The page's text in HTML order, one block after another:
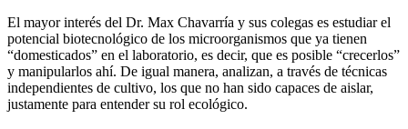
El mayor interés del Dr. Max Chavarría y sus colegas es estudiar el
potencial biotecnológico de los microorganismos que ya tienen
“domesticados” en el laboratorio, es decir, que es posible “crecerlos”
y manipularlos ahí. De igual manera, analizan, a través de técnicas
independientes de cultivo, los que no han sido capaces de aislar,
justamente para entender su rol ecológico.